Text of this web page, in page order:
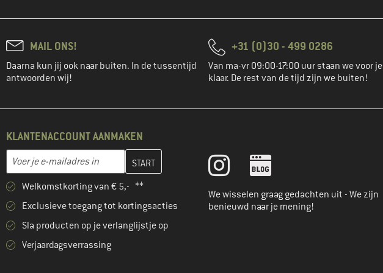
MAIL ONS!
Daarna kun jij ook naar buiten. In de tussentijd
antwoorden wij!
+31 (0)30 - 499 0286
Van ma-vr 09:00-17:00 uur staan we voor je
klaar. De rest van de tijd zijn we buiten!
KLANTENACCOUNT AANMAKEN
E-mailadres
Vul je e-mailadres hier in en maak in de volgende stap je klantenaccount aan
Welkomstkorting van € 5,- **
Exclusieve toegang tot kortingsacties
Sla producten op je verlanglijstje op
Verjaardagsverrassing
We wisselen graag gedachten uit - We zijn
benieuwd naar je mening!